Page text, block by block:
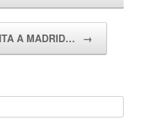
A MADRID… →